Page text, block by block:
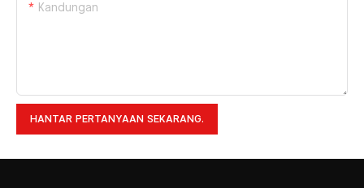
Kandungan
HANTAR PERTANYAAN SEKARANG.